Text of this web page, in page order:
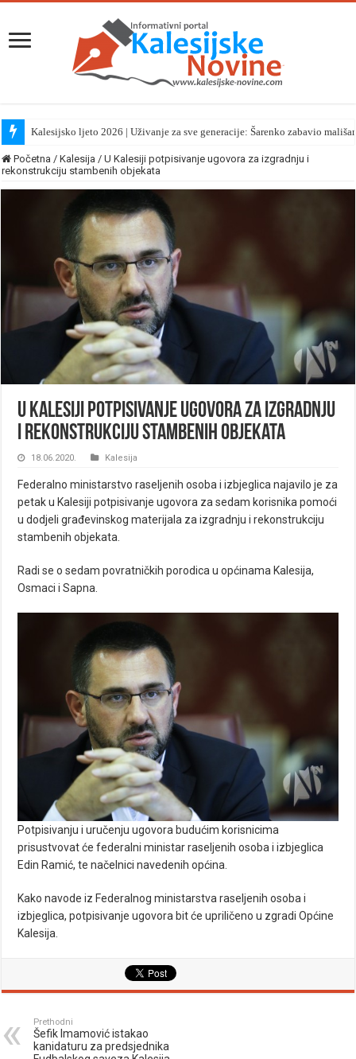
Kalesijsko ljeto 2026 | Uživanje za sve generacije: Šarenko zabavio
Početna / Kalesija / U Kalesiji potpisivanje ugovora za izgradnju i
rekonstrukciju stambenih objekata
U Kalesiji potpisivanje ugovora za izgradnju
i rekonstrukciju stambenih objekata
18.06.2020. Kalesija
Federalno ministarstvo raseljenih osoba i izbjeglica najavilo je za
petak u Kalesiji potpisivanje ugovora za sedam korisnika pomoći
u dodjeli građevinskog materijala za izgradnju i rekonstrukciju
stambenih objekata.
Radi se o sedam povratničkih porodica u općinama Kalesija,
Osmaci i Sapna.
Potpisivanju i uručenju ugovora budućim korisnicima
prisustvovat će federalni ministar raseljenih osoba i izbjeglica
Edin Ramić, te načelnici navedenih općina.
Kako navode iz Federalnog ministarstva raseljenih osoba i
izbjeglica, potpisivanje ugovora bit će upriličeno u zgradi Općine
Kalesija.
Prethodni
Šefik Imamović istakao
kanidaturu za predsjednika